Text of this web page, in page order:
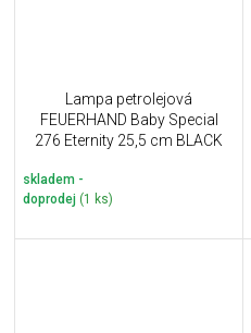
Lampa petrolejová
FEUERHAND Baby Special
276 Eternity 25,5 cm BLACK
skladem -
doprodej (1 ks)